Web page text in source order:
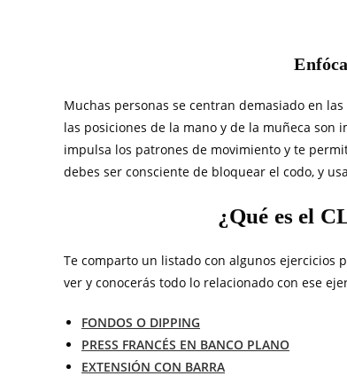
Muchas personas se centran demasiado en
las posiciones de la mano y de la muñeca son
impulsa los patrones de movimiento y te
debes ser consciente de bloquear el codo, y
¿Qué es el
Te comparto un listado con algunos ejercicios
ver y conocerás todo lo relacionado con ese
FONDOS O DIPPING
PRESS FRANCÉS EN BANCO PLANO
EXTENSIÓN CON BARRA